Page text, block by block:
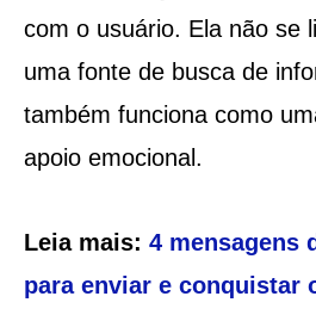
com o usuário. Ela não se
uma fonte de busca de
também funciona como
apoio emocional.
Leia mais: 4 mensagens
para enviar e conquistar